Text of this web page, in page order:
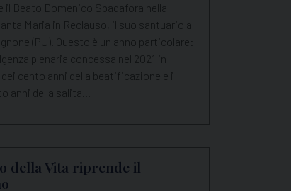
il Beato Domenico Spadafora nella
Maria in Reclauso, il suo santuario a
(PU). Questo è un anno particolare:
plenaria concessa nel 2021 in
cento anni della beatificazione e i
anni della salita…
della Vita riprende il